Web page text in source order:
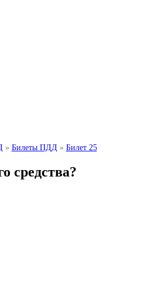
» Билеты ПДД » Билет 25
средства?